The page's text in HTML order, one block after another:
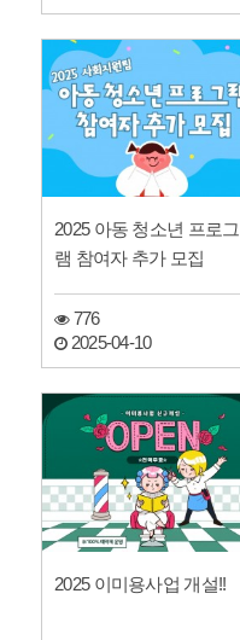
2025 아동 청소년 프로그
램 참여자 추가 모집
776
2025-04-10
2025 이미용사업 개설!!